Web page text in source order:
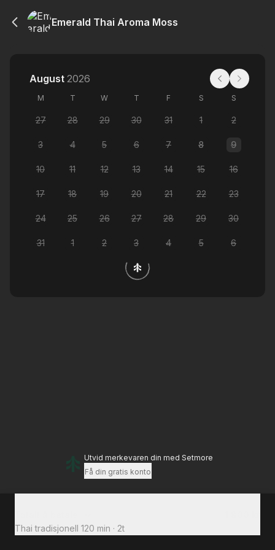
Emerald Thai Aroma Moss
August 2026
M T W T F S S
27 28 29 30 31 1 2
3 4 5 6 7 8 9
10 11 12 13 14 15 16
17 18 19 20 21 22 23
24 25 26 27 28 29 30
31 1 2 3 4 5 6
Utvid merkevaren din med Setmore
Få din gratis konto
Thai tradisjonell 120 min · 2t